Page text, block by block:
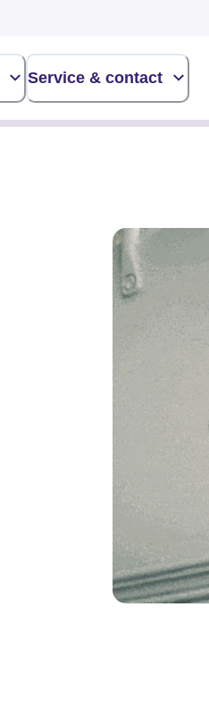
Service & contact